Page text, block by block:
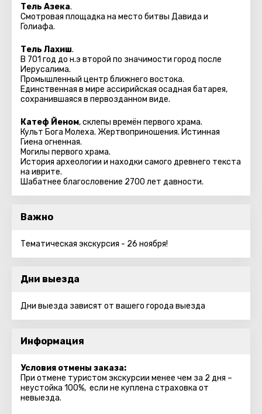
Тель Азека.
Смотровая площадка на место битвы Давида и
Голиафа.
Тель Лахиш.
В 701 год до н.э второй по значимости город после
Иерусалима.
Промышленный центр ближнего востока.
Единственная в мире ассирийская осадная батарея,
сохранившаяся в первозданном виде.
Катеф Йеном, склепы времён первого храма.
Культ Бога Молеха. Жертвоприношения. Истинная
Гиена огненная.
Могилы первого храма.
История археологии и находки самого древнего текста
на иврите.
Шабатнее благословение 2700 лет давности.
Важно
Тематическая экскурсия - 26 ноября!
Дни выезда
Дни выезда зависят от вашего города выезда
Информация
Условия отмены заказа:
При отмене туристом экскурсии менее чем за 2 дня –
неустойка 100%, если не куплена страховка от
невыезда.